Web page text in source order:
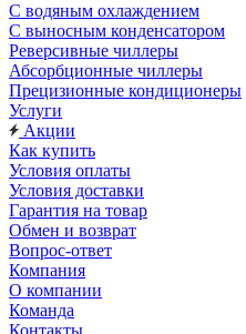
С водяным охлаждением
С выносным конденсатором
Реверсивные чиллеры
Абсорбционные чиллеры
Прецизионные кондиционеры
Услуги
Акции
Как купить
Условия оплаты
Условия доставки
Гарантия на товар
Обмен и возврат
Вопрос-ответ
Компания
О компании
Команда
Контакты